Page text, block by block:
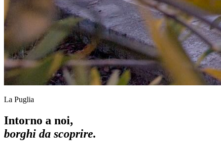
La Puglia
Intorno a noi,
borghi da scoprire.